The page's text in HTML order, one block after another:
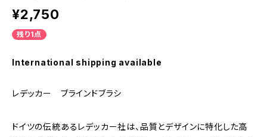
¥2,750
残り1点
International shipping available
レデッカー ブラインドブラシ
ドイツの伝統あるレデッカー社は、品質とデザインに特化した高